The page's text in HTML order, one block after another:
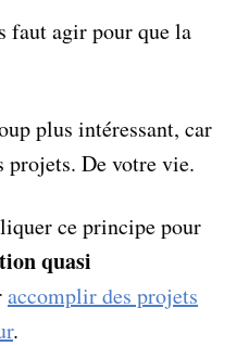
faut agir pour que la
plus intéressant, car
projets. De votre vie.
ce principe pour
quasi
accomplir des projets
.